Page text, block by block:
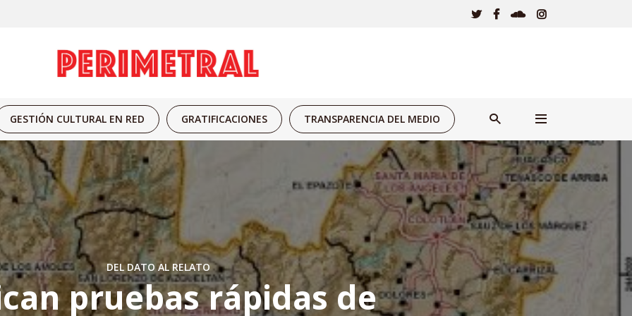
GESTIÓN CULTURAL EN RED GRATIFICACIONES TRANSPARENCIA DEL MEDIO
DEL DATO AL RELATO
pruebas rápidas de